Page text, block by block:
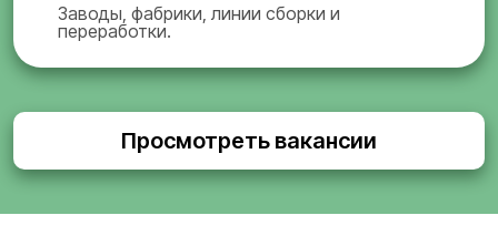
Заводы, фабрики, линии сборки и
переработки.
Просмотреть вакансии